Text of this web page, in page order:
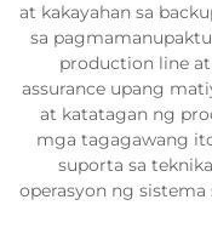
at kakayahan sa
sa
production line
assurance upang
at katatagan ng
mga tagagawang
suporta sa
operasyon ng